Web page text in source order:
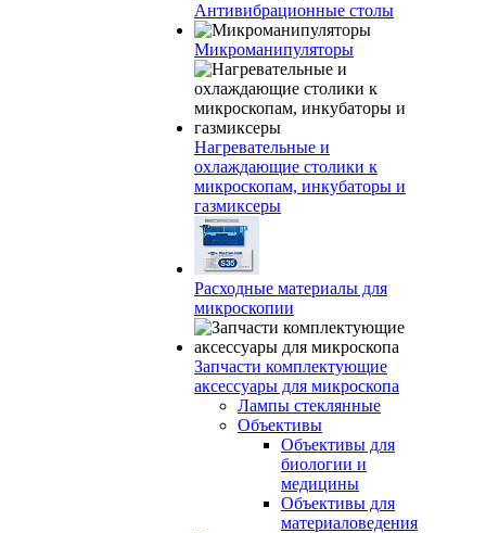
Антивибрационные столы
Микроманипуляторы
Нагревательные и
охлаждающие столики к
микроскопам, инкубаторы и
газмиксеры
Расходные материалы для
микроскопии
Запчасти комплектующие
аксессуары для микроскопа
Лампы стеклянные
Объективы
Объективы для
биологии и
медицины
Объективы для
материаловедения